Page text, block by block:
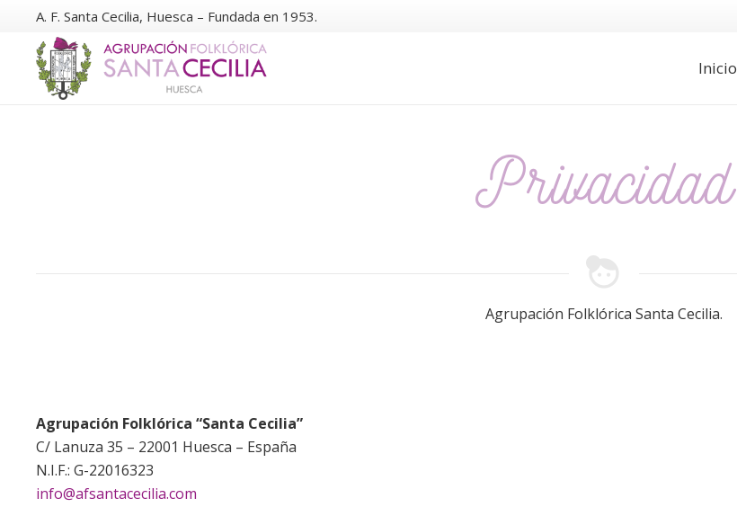
A. F. Santa Cecilia, Huesca – Fundada en 1953.
Inicio
Privacidad
Agrupación Folklórica Santa Cecilia.
Agrupación Folklórica “Santa Cecilia”
C/ Lanuza 35 – 22001 Huesca – España
N.I.F.: G-22016323
info@afsantacecilia.com